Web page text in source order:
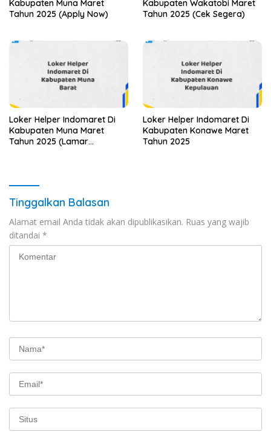
Kabupaten Muna Maret
Tahun 2025 (Apply Now)
Kabupaten Wakatobi Maret
Tahun 2025 (Cek Segera)
Loker Helper Indomaret Di
Kabupaten Muna Maret
Tahun 2025 (Lamar
Loker Helper Indomaret Di
Kabupaten Konawe Maret
Tahun 2025
Tinggalkan Balasan
Alamat email Anda tidak akan dipublikasikan. Ruas yang wajib
ditandai *